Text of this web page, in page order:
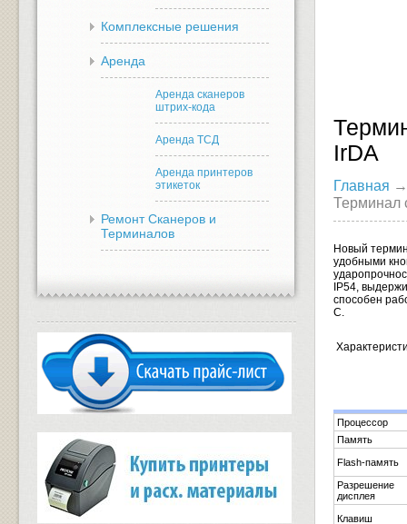
Комплексные решения
Аренда
Аренда сканеров
штрих-кода
Аренда ТСД
Аренда принтеров
этикеток
Ремонт Сканеров и
Терминалов
IrDA
Главная
Терминал
Новый
удобными
IP54,
способен
C.
Процессор
Память
Flash-память
Разрешение
дисплея
Клавиш